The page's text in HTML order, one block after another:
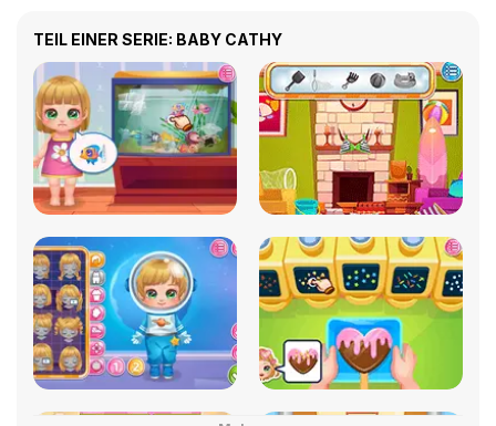
TEIL EINER SERIE: BABY CATHY